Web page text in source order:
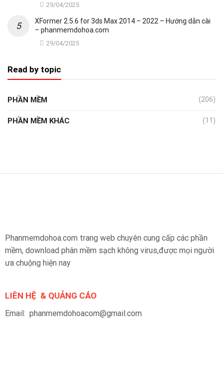
29/04/2025
XFormer 2.5.6 for 3ds Max 2014 – 2022 – Hướng dẫn cài
– phanmemdohoa.com
29/04/2025
Read by topic
PHẦN MỀM (206)
PHẦN MỀM KHÁC (11)
Phanmemdohoa.com trang web chuyên cung cấp các phần
mềm, download phân mềm sạch không virus,được mọi người
ưa chuộng hiện nay
LIÊN HỆ & QUẢNG CÁO
Email: phanmemdohoacom@gmail.com